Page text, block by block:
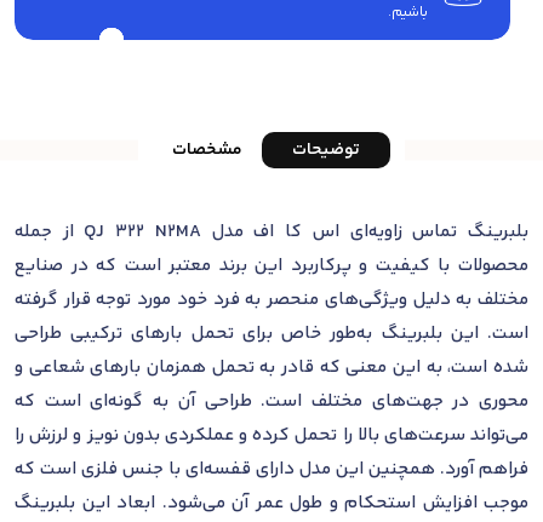
باشیم.
توضیحات مشخصات
بلبرینگ تماس زاویه‌ای اس کا اف مدل QJ 322 N2MA از جمله
محصولات با کیفیت و پرکاربرد این برند معتبر است که در صنایع
مختلف به دلیل ویژگی‌های منحصر به فرد خود مورد توجه قرار گرفته
است. این بلبرینگ به‌طور خاص برای تحمل بارهای ترکیبی طراحی
شده است، به این معنی که قادر به تحمل همزمان بارهای شعاعی و
محوری در جهت‌های مختلف است. طراحی آن به گونه‌ای است که
می‌تواند سرعت‌های بالا را تحمل کرده و عملکردی بدون نویز و لرزش را
فراهم آورد. همچنین این مدل دارای قفسه‌ای با جنس فلزی است که
موجب افزایش استحکام و طول عمر آن می‌شود. ابعاد این بلبرینگ